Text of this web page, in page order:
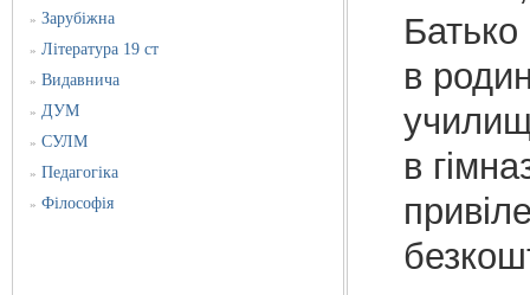
» Зарубіжна
» Література 19 ст
» Видавнича
» ДУМ
» СУЛМ
» Педагогіка
» Філософія
Батько
в
в